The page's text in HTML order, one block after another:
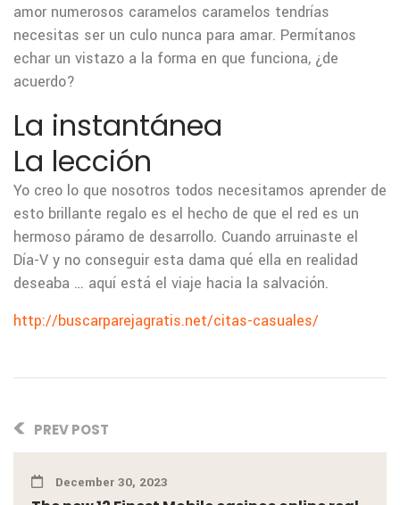
amor numerosos caramelos caramelos tendrías
necesitas ser un culo nunca para amar. Permítanos
echar un vistazo a la forma en que funciona, ¿de
acuerdo?
La instantánea
La lección
Yo creo lo que nosotros todos necesitamos aprender de
esto brillante regalo es el hecho de que el red es un
hermoso páramo de desarrollo. Cuando arruinaste el
Día-V y no conseguir esta dama qué ella en realidad
deseaba … aquí está el viaje hacia la salvación.
http://buscarparejagratis.net/citas-casuales/
PREV POST
December 30, 2023